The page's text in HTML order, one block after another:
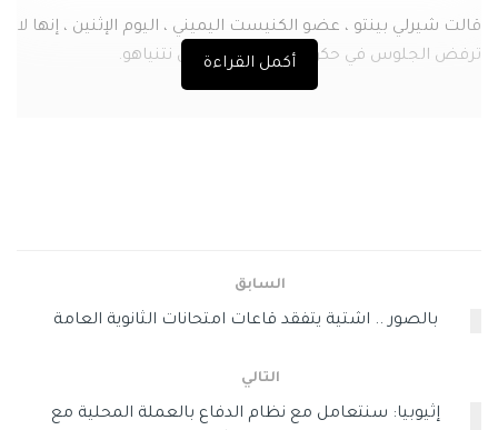
قالت شيرلي بينتو ، عضو الكنيست اليميني ، اليوم الإثنين ، إنها لا
ترفض الجلوس في حكومة برئاسة بنيامين نتنياهو.
وحول حالة الائتلاف ورغبة عضو الكنيست عن يمينا نير أورباخ في
أكمل القراءة
السابق
بالصور .. اشتية يتفقد قاعات امتحانات الثانوية العامة
التالي
إثيوبيا: سنتعامل مع نظام الدفاع بالعملة المحلية مع